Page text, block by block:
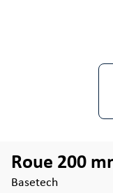
Roue 200
Basetech